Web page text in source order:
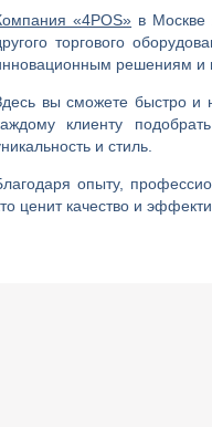
«4POS» в Москве
торгового
решениям и
вы сможете быстро и
клиенту
и стиль.
опыту,
ценит качество и